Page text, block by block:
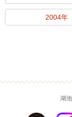
2004年
湖